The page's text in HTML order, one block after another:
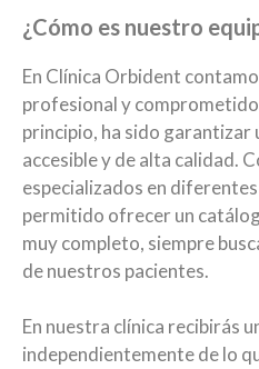
¿Cómo es nuestro
En Clínica Orbident
profesional y
principio, ha sido
accesible y de alta calidad.
especializados en
permitido ofrecer un
muy completo, siempre
de nuestros pacientes.
En nuestra clínica recibirás
independientemente de lo